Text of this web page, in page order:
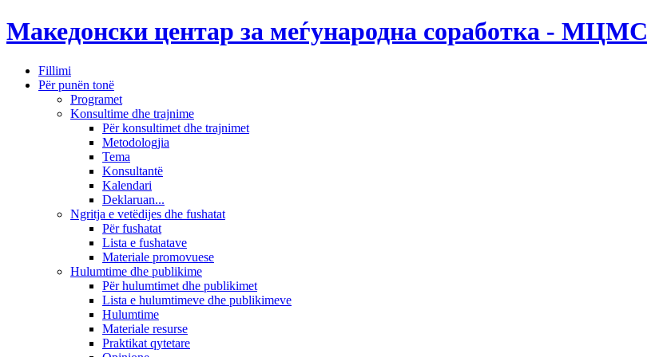
Македонски центар за меѓународна соработка - МЦМС
Fillimi
Për punën tonë
Programet
Konsultime dhe trajnime
Për konsultimet dhe trajnimet
Metodologjia
Tema
Konsultantë
Kalendari
Deklaruan...
Ngritja e vetëdijes dhe fushatat
Për fushatat
Lista e fushatave
Materiale promovuese
Hulumtime dhe publikime
Për hulumtimet dhe publikimet
Lista e hulumtimeve dhe publikimeve
Hulumtime
Materiale resurse
Praktikat qytetare